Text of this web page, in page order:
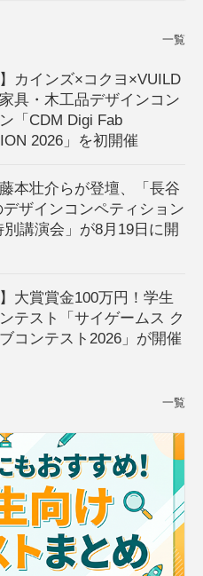
一覧
】カインズ×コクヨ×VUILD
具・木工品デザインコン
「CDM Digi Fab
2026」を初開催
本壮介らが登壇、「長谷
ザインコンペティション
講演会」が8月19日に開
大賞賞金100万円！学生
テスト「サイゲームス ク
コンテスト2026」が開催
一覧